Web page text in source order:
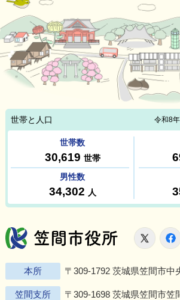
笠間市役
X
本所 〒309-1792 茨城県笠間市中
笠間支所 〒309-1698 茨城県笠間市笠